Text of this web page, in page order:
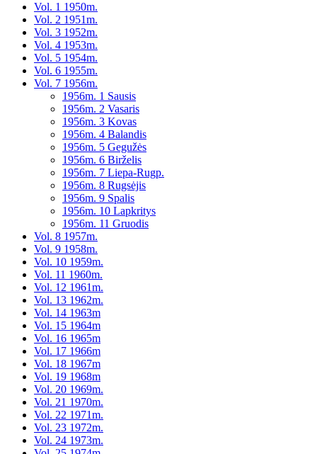
Vol. 1 1950m.
Vol. 2 1951m.
Vol. 3 1952m.
Vol. 4 1953m.
Vol. 5 1954m.
Vol. 6 1955m.
Vol. 7 1956m.
1956m. 1 Sausis
1956m. 2 Vasaris
1956m. 3 Kovas
1956m. 4 Balandis
1956m. 5 Gegužės
1956m. 6 Birželis
1956m. 7 Liepa-Rugp.
1956m. 8 Rugsėjis
1956m. 9 Spalis
1956m. 10 Lapkritys
1956m. 11 Gruodis
Vol. 8 1957m.
Vol. 9 1958m.
Vol. 10 1959m.
Vol. 11 1960m.
Vol. 12 1961m.
Vol. 13 1962m.
Vol. 14 1963m
Vol. 15 1964m
Vol. 16 1965m
Vol. 17 1966m
Vol. 18 1967m
Vol. 19 1968m
Vol. 20 1969m.
Vol. 21 1970m.
Vol. 22 1971m.
Vol. 23 1972m.
Vol. 24 1973m.